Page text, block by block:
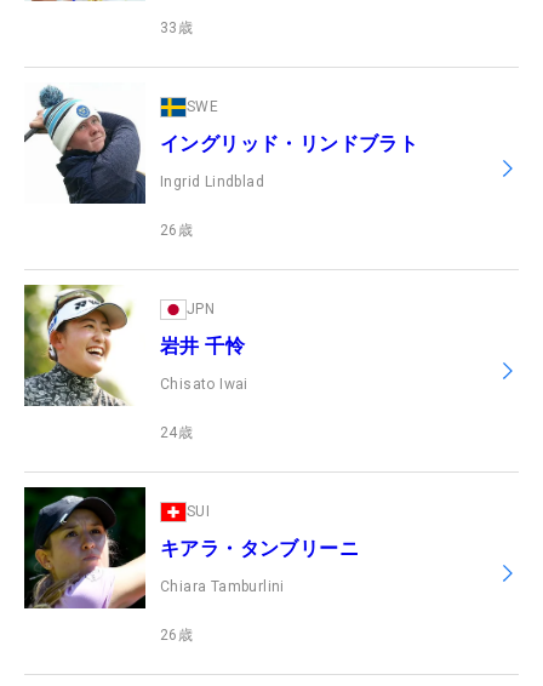
33 歳
SWE
イングリッド・リンドブラト
Ingrid Lindblad
26 歳
JPN
岩井 千怜
Chisato Iwai
24歳
SUI
キアラ・タンブリーニ
Chiara Tamburlini
26 歳